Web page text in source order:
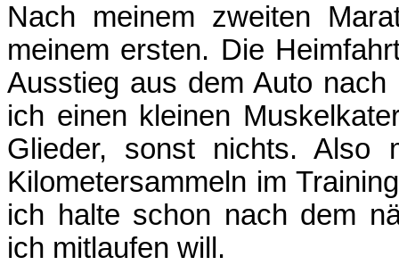
Nach meinem zweiten
meinem ersten. Die
Ausstieg aus dem Auto
ich einen kleinen
Glieder, sonst nichts. Also
Kilometersammeln im
ich halte schon nach dem
ich mitlaufen will.